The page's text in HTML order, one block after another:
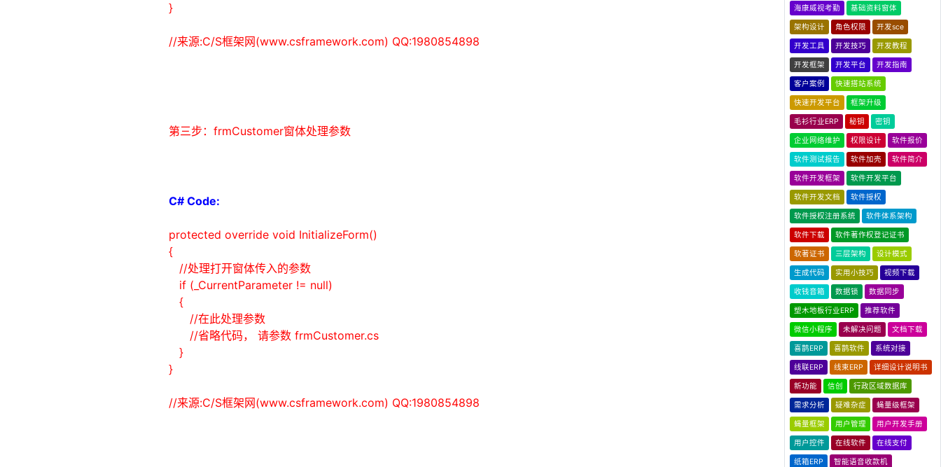
}
//来源:C/S框架网(www.csframework.com) QQ:1980854898
第三步：frmCustomer窗体处理参数
C# Code:
protected override void InitializeForm()
{
//处理打开窗体传入的参数
if (_CurrentParameter != null)
{
//在此处理参数
//省略代码， 请参数 frmCustomer.cs
}
}
//来源:C/S框架网(www.csframework.com) QQ:1980854898
海康威视考勤 基础资料窗体
架构设计 角色权限 开发sce
开发工具 开发技巧 开发教程
开发框架 开发平台 开发指南
客户案例 快速搭站系统
快速开发平台 框架升级
毛衫行业ERP 秘钥 密钥
企业网络维护 权限设计 软件报价
软件测试报告 软件加壳 软件简介
软件开发框架 软件开发平台
软件开发文档 软件授权
软件授权注册系统 软件体系架构
软件下载 软件著作权登记证书
软著证书 三层架构 设计模式
生成代码 实用小技巧 视频下载
收钱音箱 数据锁 数据同步
塑木地板行业ERP 推荐软件
微信小程序 未解决问题 文档下载
喜鹊ERP 喜鹊软件 系统对接
线联ERP 线束ERP 详细设计说明书
新功能 信创 行政区域数据库
需求分析 疑难杂症 蝇量级框架
蝇量框架 用户管理 用户开发手册
用户控件 在线软件 在线支付
纸箱ERP 智能语音收款机